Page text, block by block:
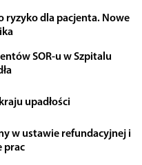
ryzyko dla pacjenta. Nowe
SOR-u w Szpitalu
upadłości
w ustawie refundacyjnej i
prac